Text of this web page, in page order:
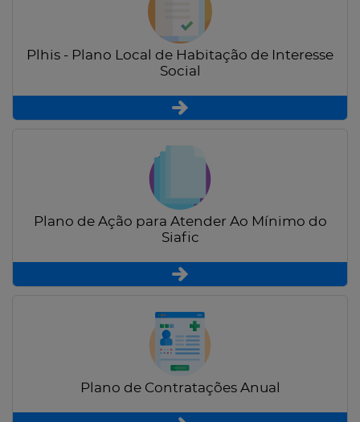
Plhis - Plano Local de Habitação de Interesse
Social
Plano de Ação para Atender Ao Mínimo do
Siafic
Plano de Contratações Anual